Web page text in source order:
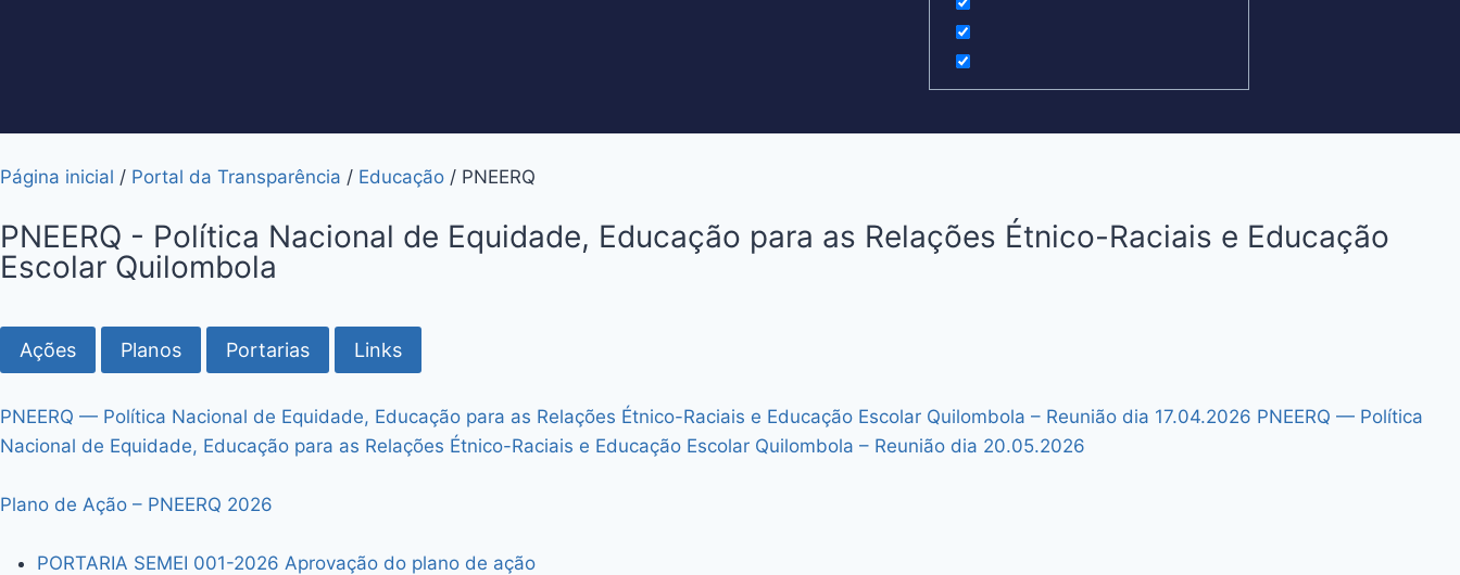
Página inicial / Portal da Transparência / Educação / PNEERQ
PNEERQ - Política Nacional de Equidade, Educação para as Relações Étnico-Raciais e Educação
Escolar Quilombola
Ações Planos Portarias Links
PNEERQ — Política Nacional de Equidade, Educação para as Relações Étnico-Raciais e Educação Escolar Quilombola – Reunião dia 17.04.2026 PNEERQ — Política
Nacional de Equidade, Educação para as Relações Étnico-Raciais e Educação Escolar Quilombola – Reunião dia 20.05.2026
Plano de Ação – PNEERQ 2026
PORTARIA SEMEI 001-2026 Aprovação do plano de ação